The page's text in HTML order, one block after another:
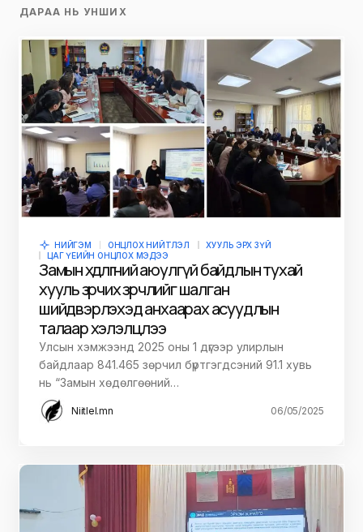
ДАРАА НЬ УНШИХ
НИЙГЭМ ОНЦЛОХ НИЙТЛЭЛ
ХУУЛЬ ЭРХ ЗҮЙ
ЦАГ ҮЕИЙН ОНЦЛОХ МЭДЭЭ
Замын хөдөлгөөний аюулгүй байдлын тухай
хууль зөрчих зөрчлийг шалган
шийдвэрлэхэд анхаарах асуудлын
талаар хэлэлцлээ
Улсын хэмжээнд 2025 оны 1 дүгээр улирлын
байдлаар 841.465 зөрчил бүртгэгдсэний 91.1 хувь
нь “Замын хөдөлгөөний…
Niitlel.mn 06/05/2025